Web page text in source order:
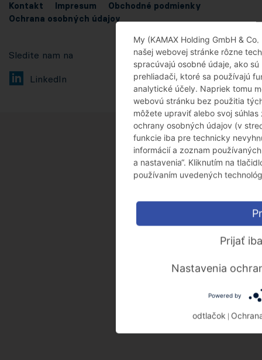
Kontakt Impresum
Obchodné podmienky
Ochrana osobných údajov
Sledite nam na
LinkedIn
My (KAMAX Holding GmbH &
našej webovej stránke rôzne
spracúvajú osobné údaje, ako
prehliadači, ktoré sa používajú
analytické účely. Napriek tomu
webovú stránku bez použitia
môžete upraviť alebo svoj
ochrany osobných údajov (v
funkcie iba pre technicky
informácií a zoznam
a nastavenia“. Kliknutím na
používaním uvedených
Prijať
Nastavenia
Powered by
odtlačok